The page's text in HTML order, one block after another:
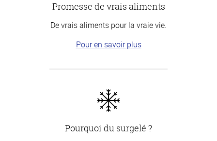
Promesse de vrais aliments
De vrais aliments pour la vraie vie.
Pour en savoir plus
Pourquoi du surgelé ?